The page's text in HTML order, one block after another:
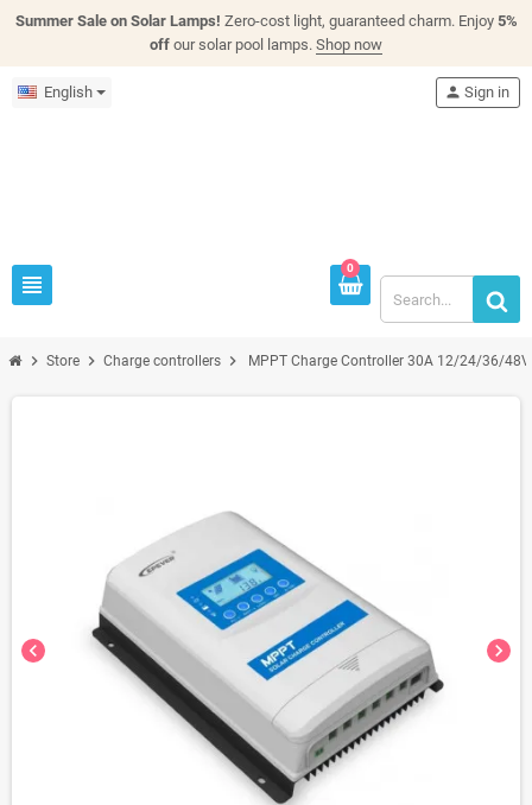
Summer Sale on Solar Lamps! Zero-cost light, guaranteed charm. Enjoy 5%
off our solar pool lamps. Shop now
English
view_headline
person Sign in
0
chevron_right Store chevron_right Charge controllers chevron_right MPPT Charge Controller 30A 12/24/36/48V
chevron_left chevron_right